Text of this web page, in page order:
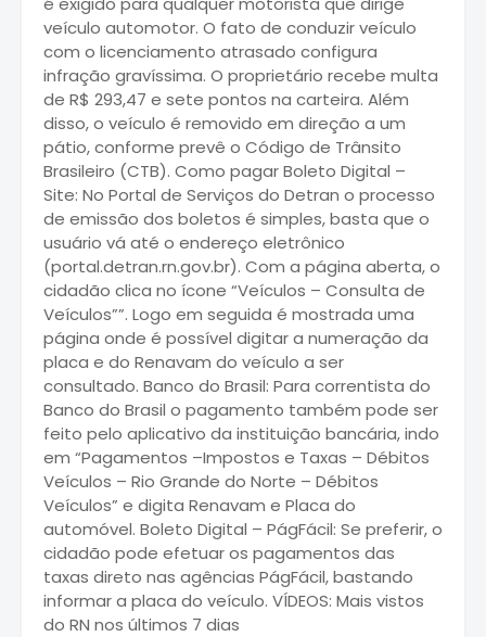
veículo automotor. O fato de conduzir veículo
com o licenciamento atrasado configura
infração gravíssima. O proprietário recebe multa
de R$ 293,47 e sete pontos na carteira. Além
disso, o veículo é removido em direção a um
pátio, conforme prevê o Código de Trânsito
Brasileiro (CTB). Como pagar Boleto Digital –
Site: No Portal de Serviços do Detran o processo
de emissão dos boletos é simples, basta que o
usuário vá até o endereço eletrônico
(portal.detran.rn.gov.br). Com a página aberta, o
cidadão clica no ícone “Veículos – Consulta de
Veículos””. Logo em seguida é mostrada uma
página onde é possível digitar a numeração da
placa e do Renavam do veículo a ser
consultado. Banco do Brasil: Para correntista do
Banco do Brasil o pagamento também pode ser
feito pelo aplicativo da instituição bancária, indo
em “Pagamentos –Impostos e Taxas – Débitos
Veículos – Rio Grande do Norte – Débitos
Veículos” e digita Renavam e Placa do
automóvel. Boleto Digital – PágFácil: Se preferir, o
cidadão pode efetuar os pagamentos das
taxas direto nas agências PágFácil, bastando
informar a placa do veículo. VÍDEOS: Mais vistos
do RN nos últimos 7 dias